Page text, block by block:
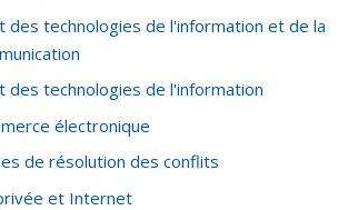
des technologies de l'information et de la
des technologies de l'information
électronique
de résolution des conflits
et Internet